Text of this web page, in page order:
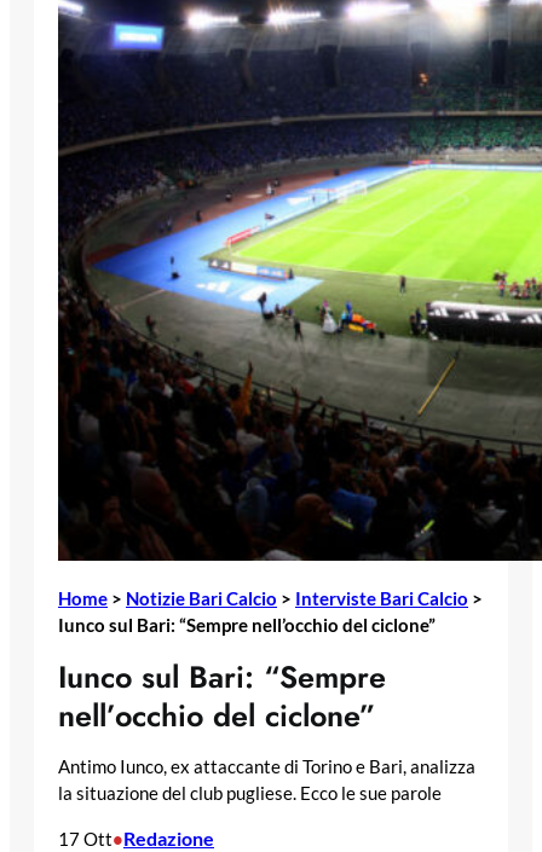
Home > Notizie Bari Calcio > Interviste Bari Calcio >
Iunco sul Bari: “Sempre nell’occhio del ciclone”
Iunco sul Bari: “Sempre
nell’occhio del ciclone”
Antimo Iunco, ex attaccante di Torino e Bari, analizza
la situazione del club pugliese. Ecco le sue parole
17 Ott•Redazione